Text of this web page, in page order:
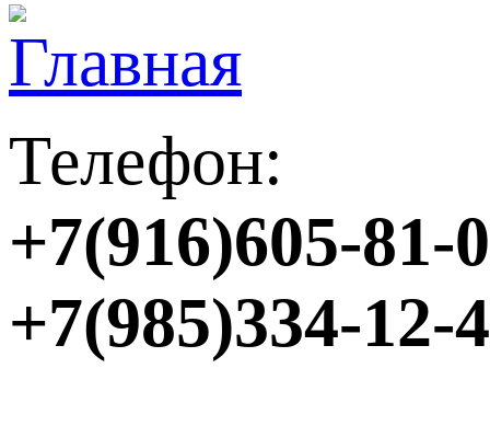
Телефон:
+7(916)605-81-
+7(985)334-12-